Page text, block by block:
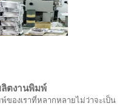
ตงานพิมพ์
ของเราที่หลากหลายไม่ว่าจะเป็น